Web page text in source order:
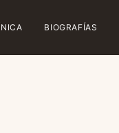
BIOGRAFÍAS